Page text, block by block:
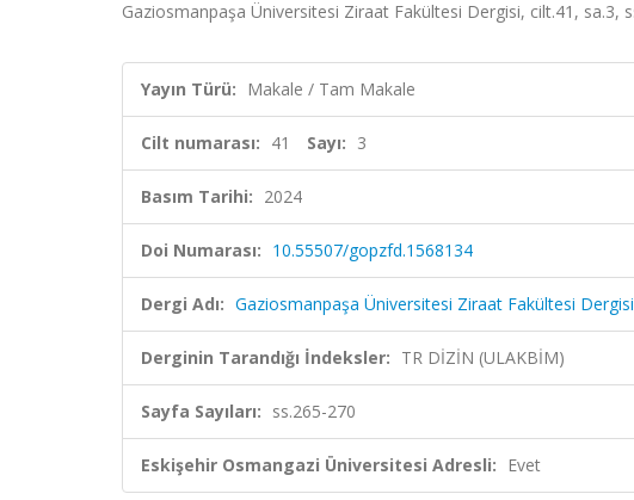
Gaziosmanpaşa Üniversitesi Ziraat Fakültesi Dergisi, cilt.41, sa.3,
Yayın Türü: Makale / Tam Makale
Cilt numarası: 41 Sayı: 3
Basım Tarihi: 2024
Doi Numarası: 10.55507/gopzfd.1568134
Dergi Adı: Gaziosmanpaşa Üniversitesi Ziraat Fakültesi Dergisi
Derginin Tarandığı İndeksler: TR DİZİN (ULAKBİM)
Sayfa Sayıları: ss.265-270
Eskişehir Osmangazi Üniversitesi Adresli: Evet